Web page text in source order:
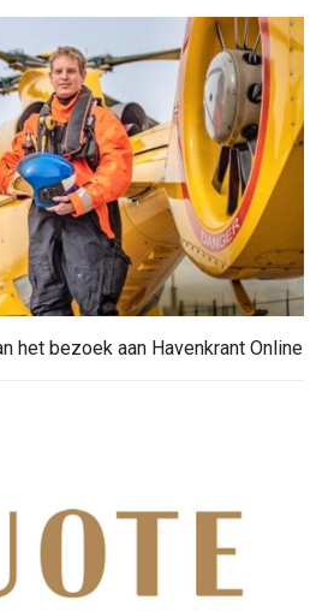
het bezoek aan Havenkrant Online